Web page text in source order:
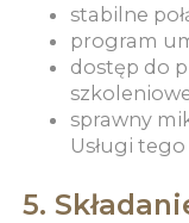
stabilne
program
dostęp do
sprawny
Usługi
5.